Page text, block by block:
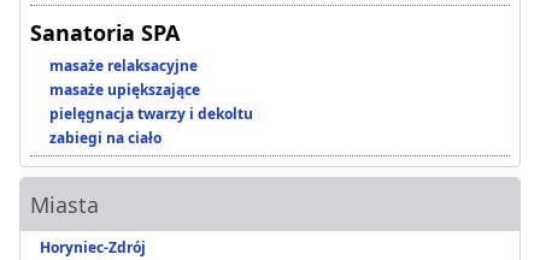
Sanatoria SPA
masaże relaksacyjne
masaże upiększające
pielęgnacja twarzy i dekoltu
zabiegi na ciało
Miasta
Horyniec-Zdrój